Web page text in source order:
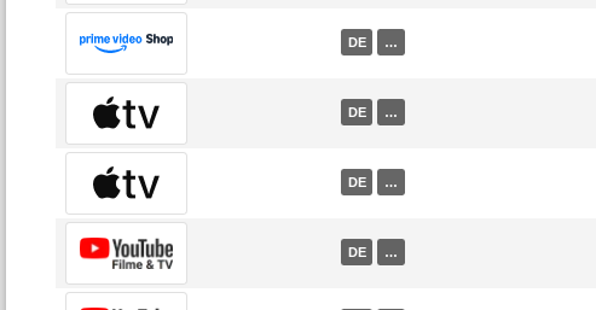
DE …
DE …
DE …
DE …